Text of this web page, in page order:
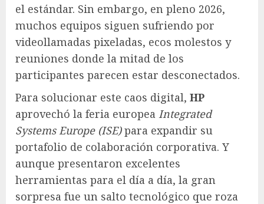
el estándar. Sin embargo, en pleno 2026,
muchos equipos siguen sufriendo por
videollamadas pixeladas, ecos molestos y
reuniones donde la mitad de los
participantes parecen estar desconectados.
Para solucionar este caos digital, HP
aprovechó la feria europea Integrated
Systems Europe (ISE)para expandir su
portafolio de colaboración corporativa. Y
aunque presentaron excelentes
herramientas para el día a día, la gran
sorpresa fue un salto tecnológico que roza